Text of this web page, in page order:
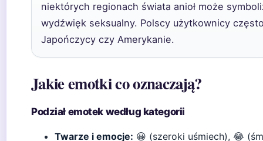
niektórych regionach świata anioł może
wydźwięk seksualny. Polscy użytkownicy
Japończycy czy Amerykanie.
Jakie emotki co oznaczają?
Podział emotek według kategorii
Twarze i emocje: 😀 (szeroki uśmiech), 😂